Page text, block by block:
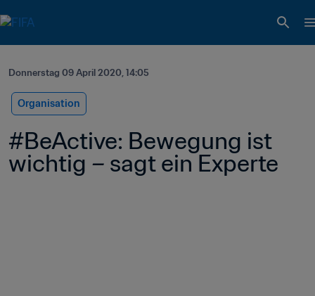
Donnerstag 09 April 2020, 14:05
Organisation
#BeActive: Bewegung ist
wichtig – sagt ein Experte